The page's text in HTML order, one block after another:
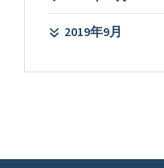
2019年9月